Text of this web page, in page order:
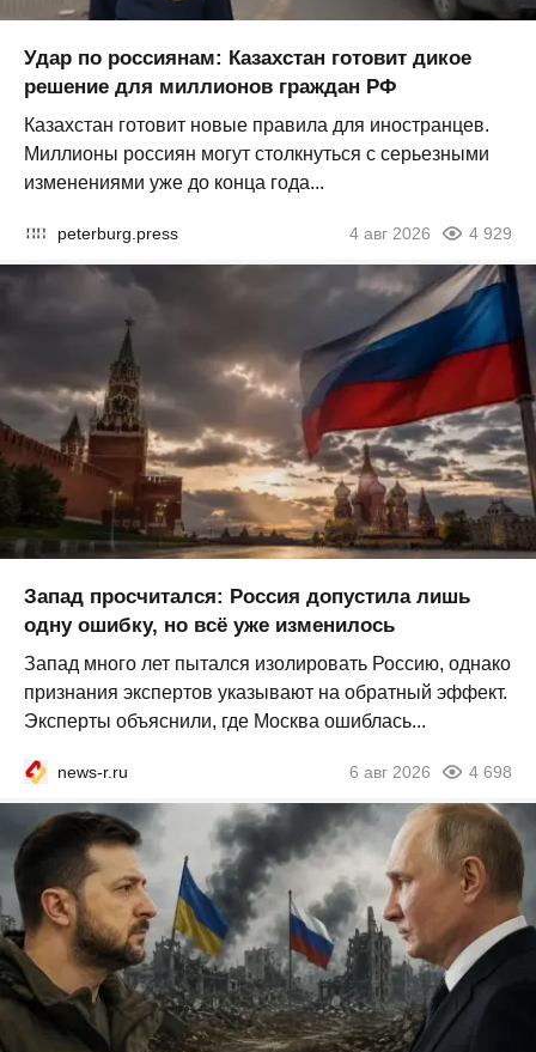
Удар по россиянам: Казахстан готовит дикое
решение для миллионов граждан РФ
Казахстан готовит новые правила для иностранцев.
Миллионы россиян могут столкнуться с серьезными
изменениями уже до конца года...
peterburg.press 4 авг 2026 4 929
Запад просчитался: Россия допустила лишь
одну ошибку, но всё уже изменилось
Запад много лет пытался изолировать Россию, однако
признания экспертов указывают на обратный эффект.
Эксперты объяснили, где Москва ошиблась...
news-r.ru 6 авг 2026 4 698